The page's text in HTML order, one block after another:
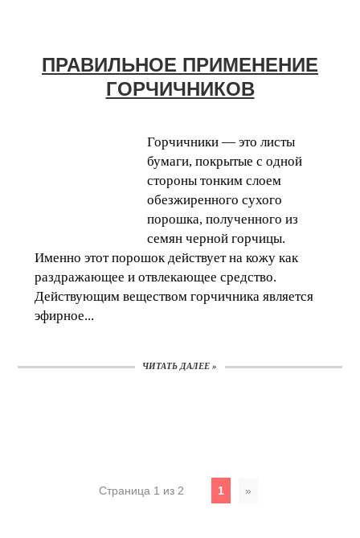
ПРАВИЛЬНОЕ ПРИМЕНЕНИЕ
ГОРЧИЧНИКОВ
Горчичники — это листы
бумаги, покрытые с одной
стороны тонким слоем
обезжиренного сухого
порошка, полученного из
семян черной горчицы.
Именно этот порошок действует на кожу как
раздражающее и отвлекающее средство.
Действующим веществом горчичника является
эфирное...
ЧИТАТЬ ДАЛЕЕ »
Страница 1 из 2 1 »